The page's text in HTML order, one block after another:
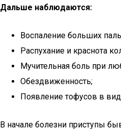
Дальше наблюдаются:
Воспаление больших
Распухание и краснота
Мучительная боль при
Обездвиженность;
Появление тофусов в
В начале болезни приступы